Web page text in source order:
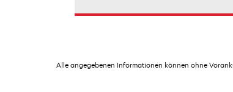
Alle angegebenen Informationen können ohne